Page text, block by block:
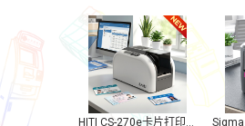
HITI CS-270e卡片打印机
Sigma